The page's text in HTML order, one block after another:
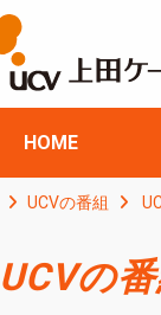
HOME
UCVの番組
UCVの